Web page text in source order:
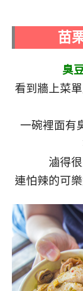
苗
臭
看到牆上菜
一碗裡面有
滷得
連怕辣的可